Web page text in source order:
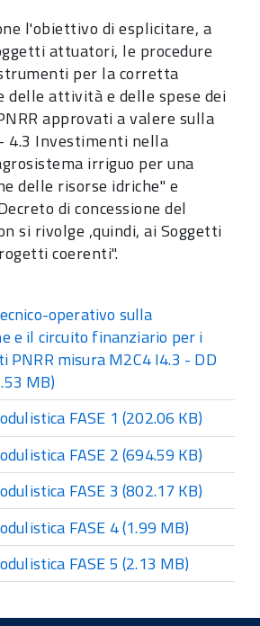
l'obiettivo di esplicitare, a
attuatori, le procedure
per la corretta
delle attività e delle spese dei
approvati a valere sulla
4.3 Investimenti nella
irriguo per una
delle risorse idriche" e
di concessione del
si rivolge ,quindi, ai Soggetti
coerenti".
operativo sulla
e il circuito finanziario per i
PNRR misura M2C4 I4.3 - DD
MB)
FASE 1 (202.06 KB)
FASE 2(694.59 KB)
FASE 3(802.17 KB)
FASE 4(1.99 MB)
FASE 5 (2.13 MB)